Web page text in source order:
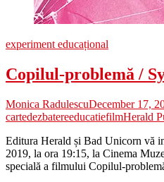
experiment educațional
Copilul-problemă /
Monica RadulescuDecember 17,
cartedezbatereeducatiefilmHerald
Editura Herald și Bad Unicorn vă
2019, la ora 19:15, la Cinema
specială a filmului Copilul-